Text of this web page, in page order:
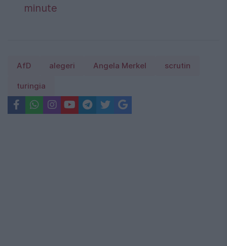
minute
AfD alegeri Angela Merkel scrutin
turingia